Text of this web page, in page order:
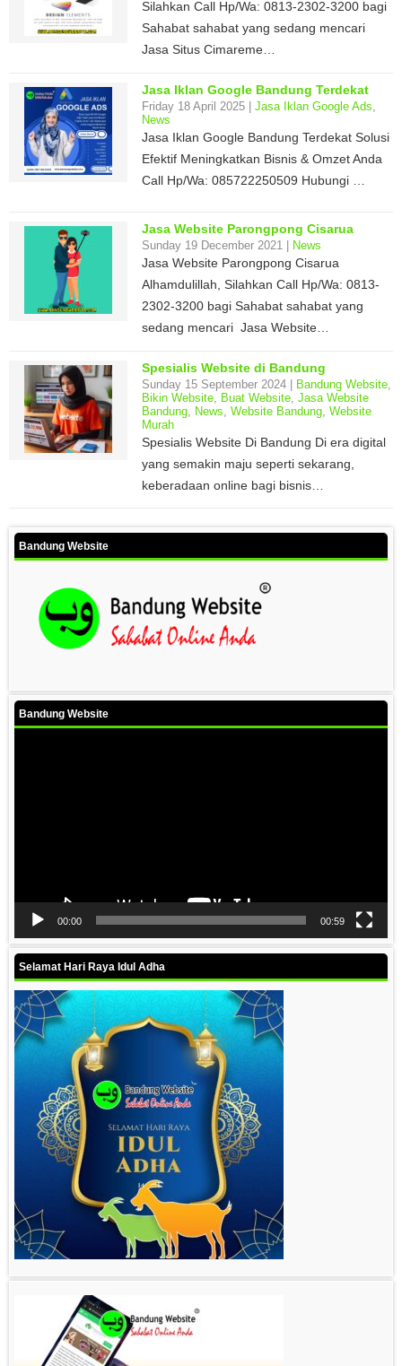
Silahkan Call Hp/Wa: 0813-2302-3200 bagi
Sahabat sahabat yang sedang mencari
Jasa Situs Cimareme…
Jasa Iklan Google Bandung Terdekat
Friday 18 April 2025 | Jasa Iklan Google Ads,
News
Jasa Iklan Google Bandung Terdekat Solusi
Efektif Meningkatkan Bisnis & Omzet Anda
Call Hp/Wa: 085722250509 Hubungi …
Jasa Website Parongpong Cisarua
Sunday 19 December 2021 | News
Jasa Website Parongpong Cisarua
Alhamdulillah, Silahkan Call Hp/Wa: 0813-
2302-3200 bagi Sahabat sahabat yang
sedang mencari Jasa Website…
Spesialis Website di Bandung
Sunday 15 September 2024 | Bandung Website,
Bikin Website, Buat Website, Jasa Website
Bandung, News, Website Bandung, Website
Murah
Spesialis Website Di Bandung Di era digital
yang semakin maju seperti sekarang,
keberadaan online bagi bisnis…
Bandung Website
Bandung Website
00:00 00:59
Selamat Hari Raya Idul Adha